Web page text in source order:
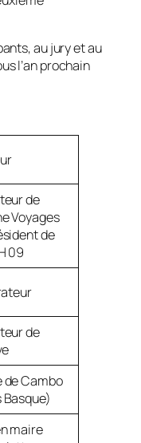
au jury et au
l’an prochain
de
Voyages
de
09
de
de Cambo
Basque)
maire